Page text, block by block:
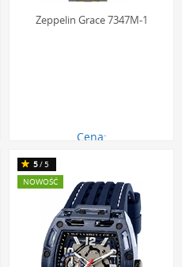
Zeppelin Grace 7347M-1
Cena:
5/5
NOWOŚĆ